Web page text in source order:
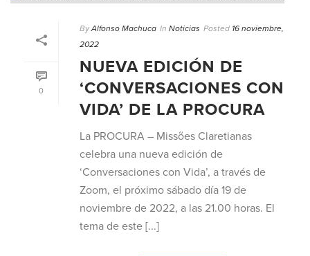
0
By Alfonso Machuca In Noticias Posted 16 noviembre,
2022
NUEVA EDICIÓN DE
‘CONVERSACIONES CON
VIDA’ DE LA PROCURA
La PROCURA – Missões Claretianas
celebra una nueva edición de
‘Conversaciones con Vida’, a través de
Zoom, el próximo sábado día 19 de
noviembre de 2022, a las 21.00 horas. El
tema de este [...]